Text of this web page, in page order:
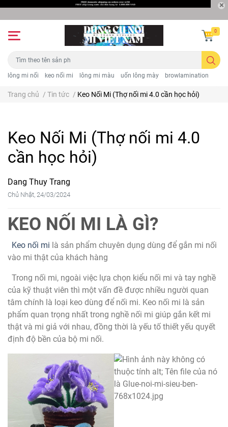
lông mi nối keo nối mi lông mi màu uốn lông mày browlamination
0
Trang chủ / Tin tức / Keo Nối Mi (Thợ nối mi 4.0 cần học hỏi)
Keo Nối Mi (Thợ nối mi 4.0
cần học hỏi)
Dang Thuy Trang
Chủ Nhật, 24/03/2024
KEO NỐI MI LÀ GÌ?
Keo nối mi là sản phẩm chuyên dụng dùng để gắn mi nối
vào mi thật của khách hàng
Trong nối mi, ngoài việc lựa chọn kiểu nối mi và tay nghề
của kỹ thuật viên thì một vấn đề được nhiều người quan
tâm chính là loại keo dùng để nối mi. Keo nối mi là sản
phẩm quan trọng nhất trong nghề nối mi giúp gắn kết mi
thật và mi giả với nhau, đồng thời là yếu tố thiết yếu quyết
định độ bền của bộ mi nối.